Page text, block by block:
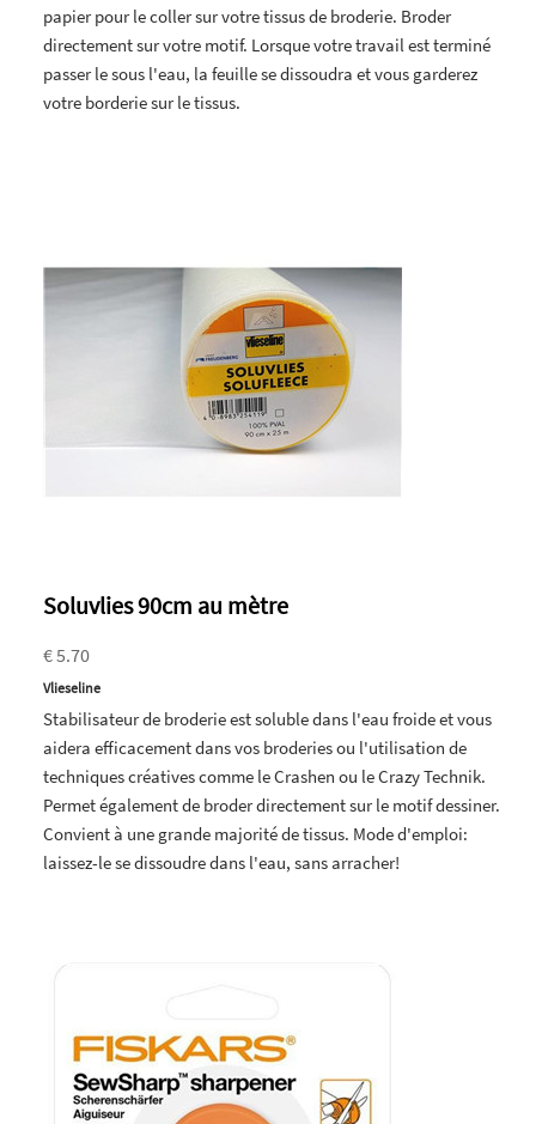
papier pour le coller sur votre tissus de broderie. Broder
directement sur votre motif. Lorsque votre travail est terminé
passer le sous l'eau, la feuille se dissoudra et vous garderez
votre borderie sur le tissus.
Soluvlies 90cm au mètre
€ 5.70
Vlieseline
Stabilisateur de broderie est soluble dans l'eau froide et vous
aidera efficacement dans vos broderies ou l'utilisation de
techniques créatives comme le Crashen ou le Crazy Technik.
Permet également de broder directement sur le motif dessiner.
Convient à une grande majorité de tissus. Mode d'emploi:
laissez-le se dissoudre dans l'eau, sans arracher!